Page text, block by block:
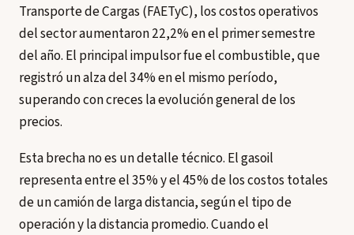
Transporte de Cargas (FAETyC), los costos operativos
del sector aumentaron 22,2% en el primer semestre
del año. El principal impulsor fue el combustible, que
registró un alza del 34% en el mismo período,
superando con creces la evolución general de los
precios.
Esta brecha no es un detalle técnico. El gasoil
representa entre el 35% y el 45% de los costos totales
de un camión de larga distancia, según el tipo de
operación y la distancia promedio. Cuando el